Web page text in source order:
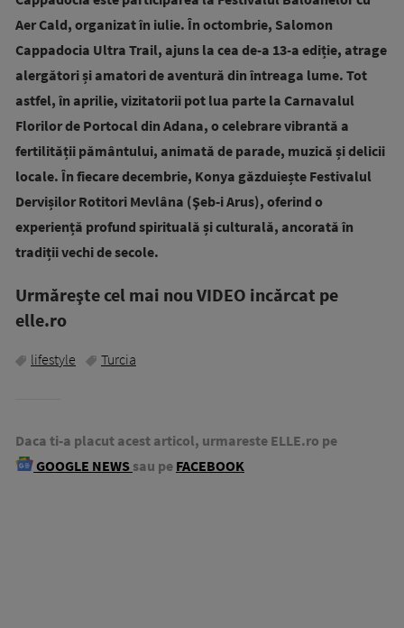
Aer Cald, organizat în iulie. În octombrie, Salomon
Cappadocia Ultra Trail, ajuns la cea de-a 13-a ediție, atrage
alergători și amatori de aventură din întreaga lume. Tot
astfel, în aprilie, vizitatorii pot lua parte la Carnavalul
Florilor de Portocal din Adana, o celebrare vibrantă a
fertilității pământului, animată de parade, muzică și delicii
locale. În fiecare decembrie, Konya găzduiește Festivalul
Dervișilor Rotitori Mevlâna (Şeb-i Arus), oferind o
experiență profund spirituală și culturală, ancorată în
tradiții vechi de secole.
Urmăreşte cel mai nou VIDEO incărcat pe
elle.ro
lifestyle Turcia
Daca ti-a placut acest articol, urmareste ELLE.ro pe
GOOGLE NEWS sau pe FACEBOOK